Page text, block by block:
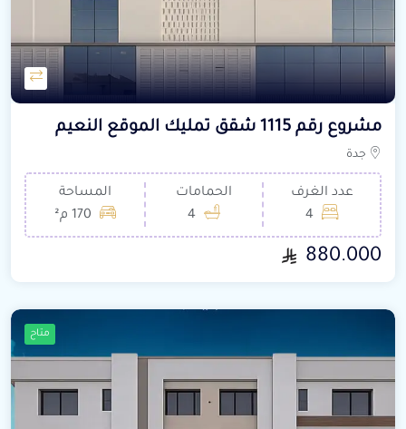
مشروع رقم 1115 شقق تمليك الموقع النعيم
جدة
عدد الغرف
4
الحمامات
4
المساحة
170 م²
880.000
متاح